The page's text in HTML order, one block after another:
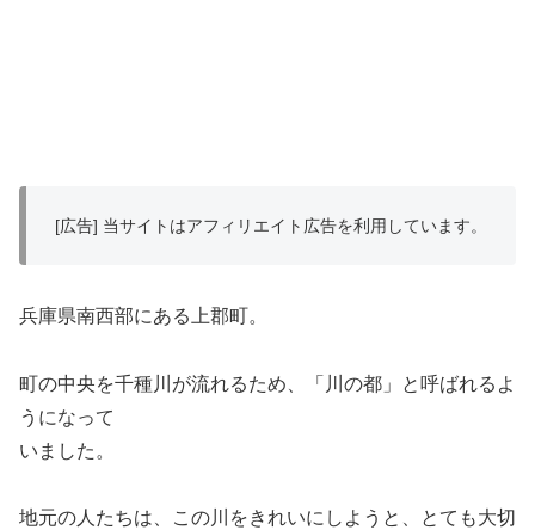
[広告] 当サイトはアフィリエイト広告を利用しています。
兵庫県南西部にある上郡町。
町の中央を千種川が流れるため、「川の都」と呼ばれるよ
うになって
いました。
地元の人たちは、この川をきれいにしようと、とても大切